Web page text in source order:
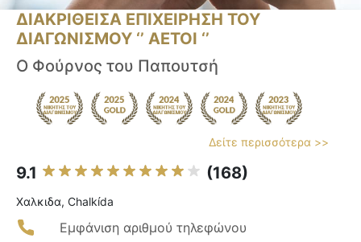
ΔΙΑΚΡΙΘΕΙΣΑ ΕΠΙΧΕΙΡΗΣΗ ΤΟΥ
ΔΙΑΓΩΝΙΣΜΟΥ ‘’ ΑΕΤΟΙ ‘’
Ο Φούρνος του Παπουτσή
Δείτε περισσότερα >>
9.1 (168)
Χαλκιδα, Chalkída
Εμφάνιση αριθμού τηλεφώνου